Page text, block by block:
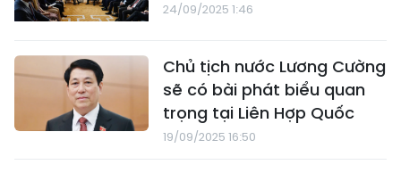
24/09/2025 1:46
Chủ tịch nước Lương Cường
sẽ có bài phát biểu quan
trọng tại Liên Hợp Quốc
19/09/2025 16:50